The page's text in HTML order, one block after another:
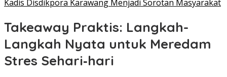
Kadis Disdikpora Karawang Menjadi Sorotan Masyarakat
Takeaway Praktis: Langkah-
Langkah Nyata untuk Meredam
Stres Sehari‑hari